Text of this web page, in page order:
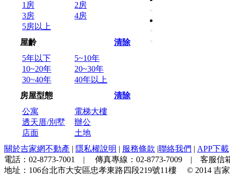
1房
2房
3房
4房
5房以上
屋齡
清除
5年以下
5~10年
10~20年
20~30年
30~40年
40年以上
房屋型態
清除
公寓
電梯大樓
透天厝/別墅
辦公
店面
土地
關於吉家網不動產 | 隱私權說明 | 服務條款 |聯絡我們 | APP下載
電話： 02-8773-7001 | 傳真專線： 02-8773-7009 | 客服信
地址： 106台北市大安區忠孝東路四段219號11樓 © 2014 吉